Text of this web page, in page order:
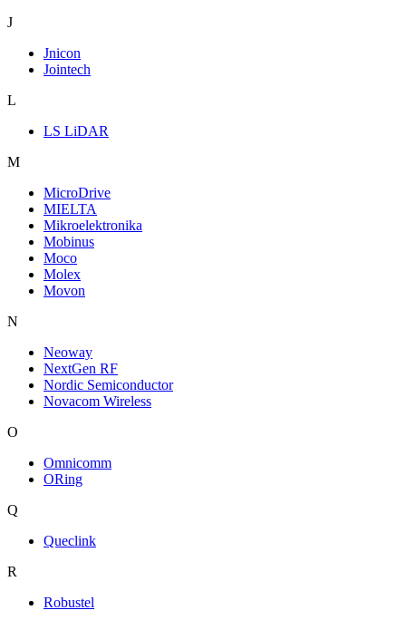
J
Jnicon
Jointech
L
LS LiDAR
M
MicroDrive
MIELTA
Mikroelektronika
Mobinus
Moco
Molex
Movon
N
Neoway
NextGen RF
Nordic Semiconductor
Novacom Wireless
O
Omnicomm
ORing
Q
Queclink
R
Robustel